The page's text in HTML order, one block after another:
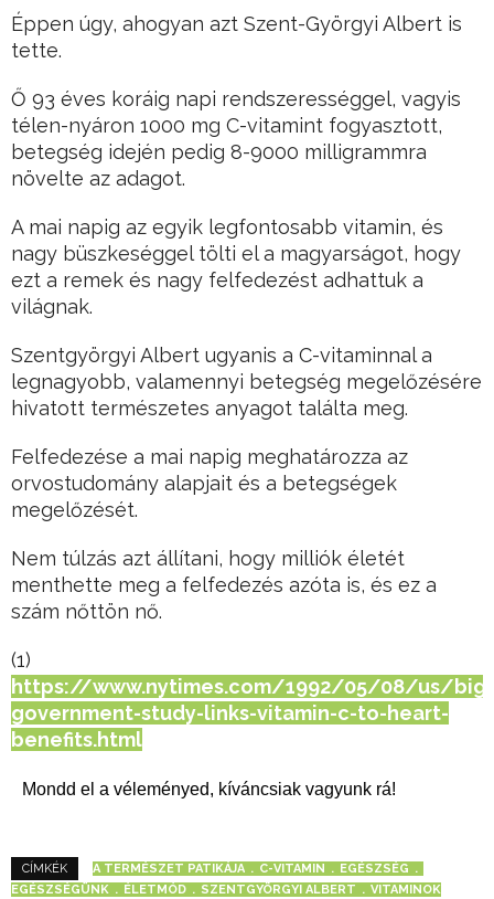
Éppen úgy, ahogyan azt Szent-Györgyi Albert is
tette.
Ő 93 éves koráig napi rendszerességgel, vagyis
télen-nyáron 1000 mg C-vitamint fogyasztott,
betegség idején pedig 8-9000 milligrammra
növelte az adagot.
A mai napig az egyik legfontosabb vitamin, és
nagy büszkeséggel tölti el a magyarságot, hogy
ezt a remek és nagy felfedezést adhattuk a
világnak.
Szentgyörgyi Albert ugyanis a C-vitaminnal a
legnagyobb, valamennyi betegség megelőzésére
hivatott természetes anyagot találta meg.
Felfedezése a mai napig meghatározza az
orvostudomány alapjait és a betegségek
megelőzését.
Nem túlzás azt állítani, hogy milliók életét
menthette meg a felfedezés azóta is, és ez a
szám nőttön nő.
(1)
https://www.nytimes.com/1992/05/08/us/big-
government-study-links-vitamin-c-to-heart-
benefits.html
Mondd el a véleményed, kíváncsiak vagyunk rá!
CÍMKÉK A TERMÉSZET PATIKÁJA C-VITAMIN
EGÉSZSÉG
EGÉSZSÉGÜNK
ÉLETMÓD SZENTGYÖRGYI ALBERT VITAMINOK